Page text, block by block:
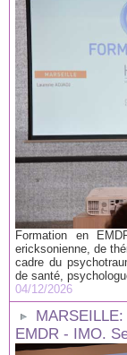
Formation en
ericksonienne, de
cadre du
de santé,
04/12/2026
EMDR - IMO.